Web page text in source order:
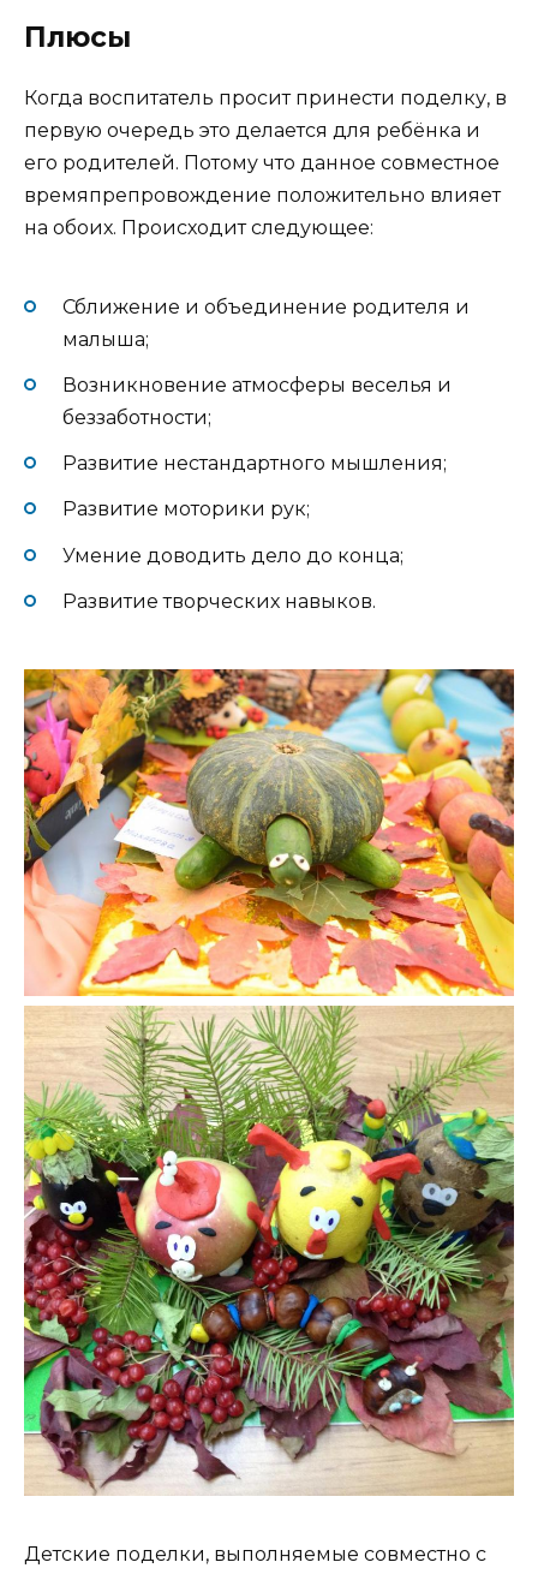
Плюсы
Когда воспитатель просит принести поделку, в
первую очередь это делается для ребёнка и
его родителей. Потому что данное совместное
времяпрепровождение положительно влияет
на обоих. Происходит следующее:
Сближение и объединение родителя и
малыша;
Возникновение атмосферы веселья и
беззаботности;
Развитие нестандартного мышления;
Развитие моторики рук;
Умение доводить дело до конца;
Развитие творческих навыков.
Детские поделки, выполняемые совместно с